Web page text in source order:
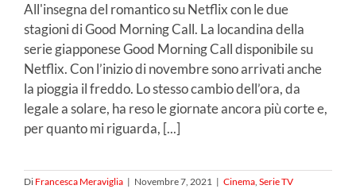
All'insegna del romantico su Netflix con le due
stagioni di Good Morning Call. La locandina della
serie giapponese Good Morning Call disponibile su
Netflix. Con l’inizio di novembre sono arrivati anche
la pioggia il freddo. Lo stesso cambio dell’ora, da
legale a solare, ha reso le giornate ancora più corte e,
per quanto mi riguarda, [...]
Di Francesca Meraviglia | Novembre 7, 2021 | Cinema, Serie TV